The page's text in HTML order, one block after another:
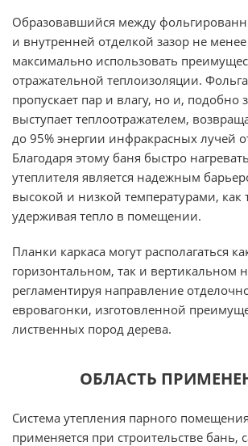
Образовавшийся между
и внутренней отделкой зазор не
максимально использовать
отражательной теплоизоляции.
пропускает пар и влагу, но и, подобно
выступает теплоотражателем,
до 95% энергии инфракрасных лучей
Благодаря этому баня быстро
утеплителя является надежным
высокой и низкой температурами, как
удерживая тепло в помещении.
Планки каркаса могут располагаться
горизонтальном, так и вертикальном
регламентируя направление
евровагонки, изготовленной
лиственных пород дерева.
ОБЛАСТЬ
Система утепления парного
применяется при строительстве бань,